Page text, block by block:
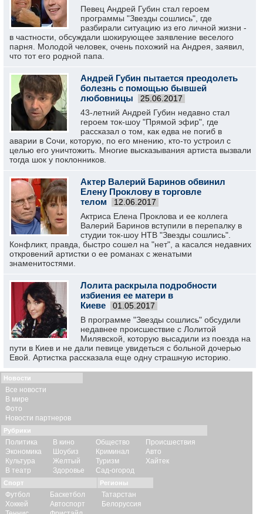
Певец Андрей Губин стал героем
программы "Звезды сошлись", где
разбирали ситуацию из его личной жизни -
в частности, обсуждали шокирующее заявление веселого
парня. Молодой человек, очень похожий на Андрея, заявил,
что тот его родной папа.
Андрей Губин пытается преодолеть
болезнь с помощью бывшей
любовницы
25.06.2017
43-летний Андрей Губин недавно стал
героем ток-шоу "Прямой эфир", где
рассказал о том, как едва не погиб в
аварии в Сочи, которую, по его мнению, кто-то устроил с
целью его уничтожить. Многие высказывания артиста вызвали
тогда шок у поклонников.
Актер Валерий Баринов обвинил
Елену Проклову в торговле
телом
12.06.2017
Актриса Елена Проклова и ее коллега
Валерий Баринов вступили в перепалку в
студии ток-шоу НТВ "Звезды сошлись".
Конфликт, правда, быстро сошел на "нет", а касался недавних
откровений артистки о ее романах с женатыми
знаменитостями.
Лолита раскрыла подробности
избиения ее матери в
Киеве
01.05.2017
В программе "Звезды сошлись" обсудили
недавнее происшествие с Лолитой
Милявской, которую высадили из поезда на
пути в Киев и не дали певице увидеться с больной дочерью
Евой. Артистка рассказала еще одну страшную историю.
Новости
Все новости
В мире
Фото
Новости партнеров
Рубрики
Политика
Экономика
Культура
В театр
В кино
Шоубиз
Желтый
Здоровье
Общество
Криминал
Туризм
Сад-огород
Происшествия
Авто
Хайтек
Спорт
Футбол
Хоккей
Баскетбол
Автоспорт
Регионы
Татарстан
Белоруссия